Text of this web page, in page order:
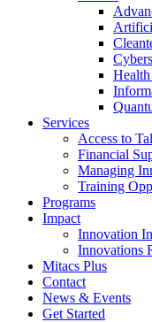
Services
Access to
Financial
Managing
Training
Programs
Impact
Innovation
Innovations
Mitacs Plus
Contact
News & Events
Get Started